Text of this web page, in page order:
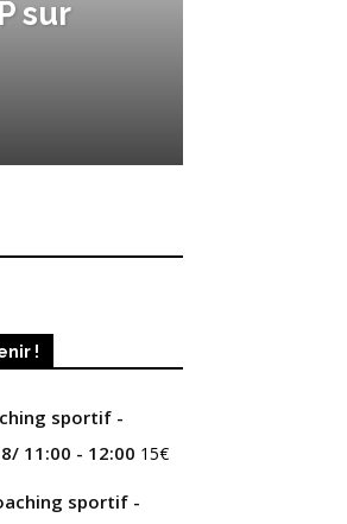
sur
!
sportif -
11:00 - 12:00 15€
sportif -